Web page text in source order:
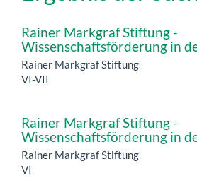
Rainer Markgraf Stiftung -
Wissenschaftsförderung in
Rainer Markgraf Stiftung
VI-VII
Rainer Markgraf Stiftung -
Wissenschaftsförderung in
Rainer Markgraf Stiftung
VI